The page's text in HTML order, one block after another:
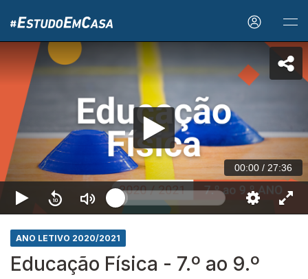
00:00 / 27:36
ANO LETIVO 2020/2021
Educação Física - 7.º ao 9.º